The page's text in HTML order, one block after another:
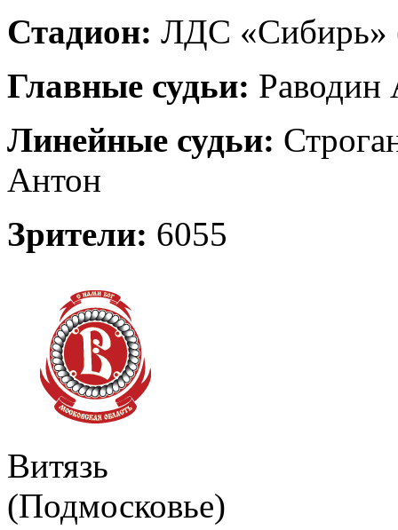
Стадион: ЛДС «Сибирь»
Главные судьи: Раводин
Линейные судьи:
Антон
Зрители: 6055
Витязь
(Подмосковье)